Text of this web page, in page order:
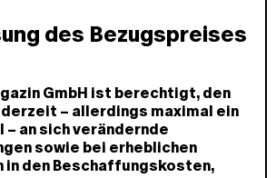
des Bezugspreises
GmbH ist berechtigt, den
– allerdings maximal ein
– an sich verändernde
sowie bei erheblichen
in den Beschaffungskosten,